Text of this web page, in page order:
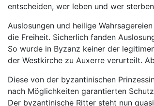
entscheiden, wer leben und wer
Auslosungen und heilige
die Freiheit. Sicherlich fanden
So wurde in Byzanz keiner der
der Westkirche zu Auxerre verurteilt.
Diese von der byzantinischen
nach Möglichkeiten garantierten
Der byzantinische Ritter steht nun